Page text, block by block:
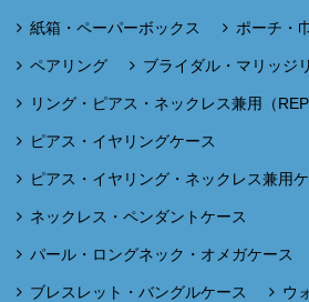
紙箱・ペーパーボックス ポーチ・
ペアリング ブライダル・マリッジ
リング・ピアス・ネックレス兼用（
ピアス・イヤリングケース
ピアス・イヤリング・ネックレス兼用
ネックレス・ペンダントケース
パール・ロングネック・オメガケース
ブレスレット・バングルケース ウ